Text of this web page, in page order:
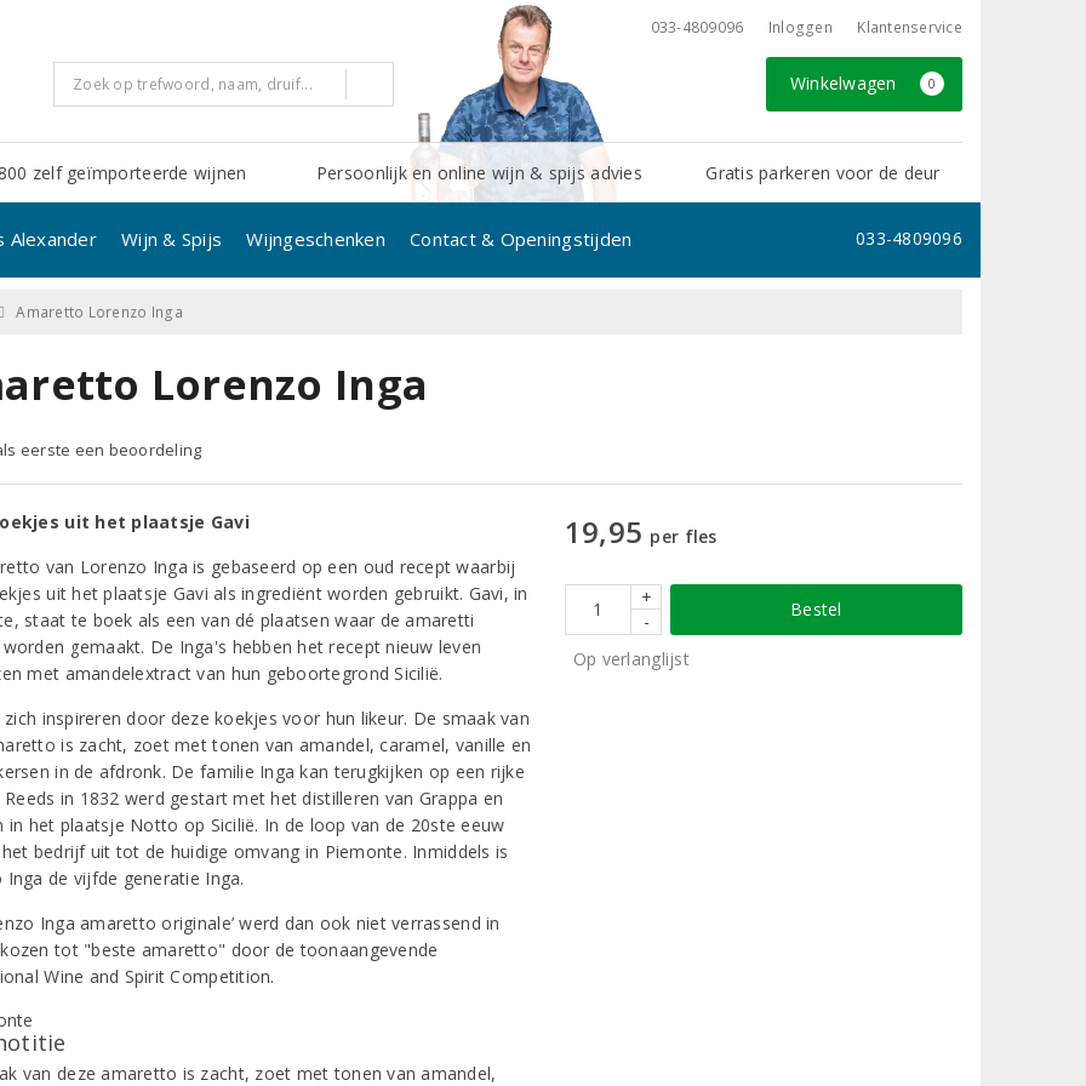
033-4809096 Inloggen Klantenservice
Winkelwagen 0
zelf geïmporteerde wijnen Persoonlijk en online wijn & spijs advies Gratis parkeren voor de deur
Alexander Wijn & Spijs Wijngeschenken Contact & Openingstijden 033-4809096
Amaretto Lorenzo Inga
Lorenzo Inga
eerste een beoordeling
uit het plaatsje Gavi
van Lorenzo Inga is gebaseerd op een oud recept waarbij
uit het plaatsje Gavi als ingrediënt worden gebruikt. Gavi, in
staat te boek als een van dé plaatsen waar de amaretti
gemaakt. De Inga's hebben het recept nieuw leven
met amandelextract van hun geboortegrond Sicilië.
inspireren door deze koekjes voor hun likeur. De smaak van
is zacht, zoet met tonen van amandel, caramel, vanille en
in de afdronk. De familie Inga kan terugkijken op een rijke
in 1832 werd gestart met het distilleren van Grappa en
in het plaatsje Notto op Sicilië. In de loop van de 20ste eeuw
bedrijf uit tot de huidige omvang in Piemonte. Inmiddels is
Inga de vijfde generatie Inga.
Inga amaretto originale’ werd dan ook niet verrassend in
tot "beste amaretto" door de toonaangevende
Wine and Spirit Competition.
van deze amaretto is zacht, zoet met tonen van amandel,
19,95 per fles
+
-
Bestel
Op verlanglijst